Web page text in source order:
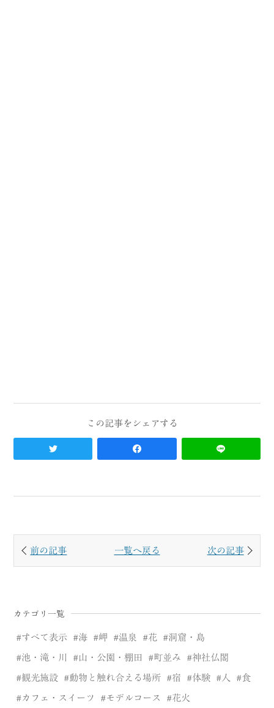
前の記事 一覧へ戻る 次の記事
カテゴリ一覧
すべて表示 海 岬 温泉 花 洞窟・島
池・滝・川 山・公園・棚田 町並み 神社仏閣
観光施設 動物と触れ合える場所 宿 体験 人 食
カフェ・スイーツ モデルコース 花火